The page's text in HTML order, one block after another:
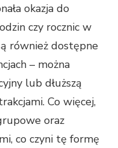
okazja do
czy rocznic w
również dostępne
– można
lub dłuższą
Co więcej,
oraz
co czyni tę formę